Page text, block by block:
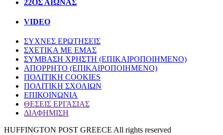
22ΟΣ ΑΙΩΝΑΣ
VIDEO
ΣΥΧΝΕΣ ΕΡΩΤΗΣΕΙΣ
ΣΧΕΤΙΚΑ ΜΕ ΕΜΑΣ
ΣΥΜΒΑΣΗ ΧΡΗΣΤΗ (ΕΠΙΚΑΙΡΟΠΟΙΗΜΕΝΟ)
ΑΠΟΡΡΗΤΟ (ΕΠΙΚΑΙΡΟΠΟΙΗΜΕΝΟ)
ΠΟΛΙΤΙΚΗ COOKIES
ΠΟΛΙΤΙΚΗ ΣΧΟΛΙΩΝ
ΕΠΙΚΟΙΝΩΝΙΑ
ΘΕΣΕΙΣ ΕΡΓΑΣΙΑΣ
ΔΙΑΦΗΜΙΣΗ
HUFFINGTON POST GREECE All rights reserved